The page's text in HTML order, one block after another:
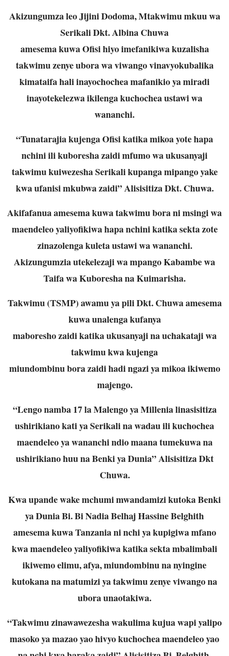
Akizungumza leo Jijini Dodoma, Mtakwimu mkuu wa
Serikali Dkt. Albina Chuwa
amesema kuwa Ofisi hiyo imefanikiwa kuzalisha
takwimu zenye ubora wa viwangovinavyokubalika
kimataifa hali inayochochea mafanikio ya miradi
inayotekelezwaikilenga kuchochea ustawi wa
wananchi.
“Tunatarajia kujenga Ofisi katika mikoa yote hapa
nchini ili kuboresha zaidi mfumowa ukusanyaji
takwimu kuiwezesha Serikali kupanga mipango yake
kwa ufanisimkubwa zaidi” Alisisitiza Dkt. Chuwa.
Akifafanua amesema kuwa takwimu bora ni msingi wa
maendeleo yaliyofikiwa hapanchini katika sekta zote
zinazolenga kuleta ustawi wa wananchi.
Akizungumzia utekelezaji wa mpango Kabambe wa
Taifa wa Kuboresha na Kuimarisha.
Takwimu (TSMP) awamu ya pili Dkt. Chuwa amesema
kuwa unalenga kufanya
maboresho zaidi katika ukusanyaji na uchakataji wa
takwimu kwa kujenga
miundombinu bora zaidi hadi ngazi ya mikoa ikiwemo
majengo.
“Lengo namba 17 la Malengo ya Millenia linasisitiza
ushirikiano kati ya Serikali nawadau ili kuchochea
maendeleo ya wananchi ndio maana tumekuwa na
ushirikianohuu na Benki ya Dunia” Alisisitiza Dkt
Chuwa.
Kwa upande wake mchumi mwandamizi kutoka Benki
ya Dunia Bi. Bi Nadia BelhajHassine Belghith
amesema kuwa Tanzania ni nchi ya kupigiwa mfano
kwa maendeleoyaliyofikiwa katika sekta mbalimbali
ikiwemo elimu, afya, miundombinu na nyingine
kutokana na matumizi ya takwimu zenye viwango na
ubora unaotakiwa.
“Takwimu zinawawezesha wakulima kujua wapi yalipo
masoko ya mazao yao hivyokuchochea maendeleo yao